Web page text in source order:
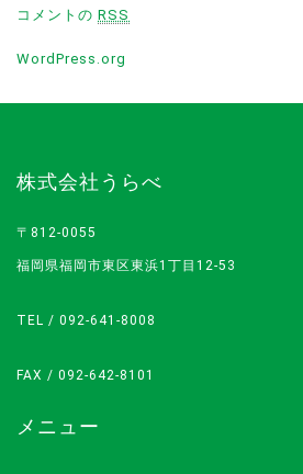
コメントの RSS
WordPress.org
株式会社うらべ
〒812-0055
福岡県福岡市東区東浜1丁目12-53
TEL / 092-641-8008
FAX / 092-642-8101
メニュー